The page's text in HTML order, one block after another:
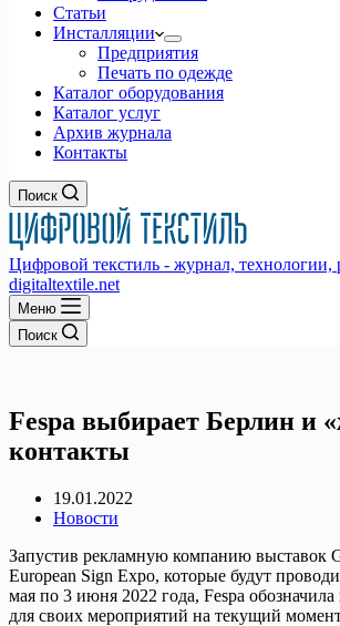
Статьи
Инсталляции
Предприятия
Печать по одежде
Каталог оборудования
Каталог услуг
Архив журнала
Контакты
Поиск
Цифровой текстиль - журнал, технологии,
digitaltextile.net
Меню
Поиск
Fespa выбирает Берлин и
контакты
19.01.2022
Новости
Запустив рекламную компанию выставок
European Sign Expo, которые будут
мая по 3 июня 2022 года, Fespa
для своих мероприятий на текущий